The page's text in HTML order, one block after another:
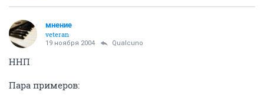
мнение
veteran
19 ноября 2004 Qualcuno
ННП
Пара примеров: